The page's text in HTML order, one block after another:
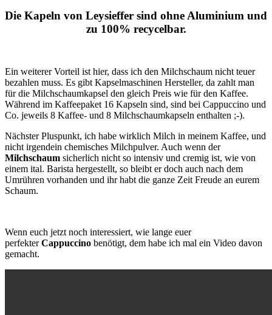
Die Kapeln von Leysieffer sind ohne Aluminium und
zu 100% recycelbar.
Ein weiterer Vorteil ist hier, dass ich den Milchschaum nicht teuer
bezahlen muss. Es gibt Kapselmaschinen Hersteller, da zahlt man
für die Milchschaumkapsel den gleich Preis wie für den Kaffee.
Während im Kaffeepaket 16 Kapseln sind, sind bei Cappuccino und
Co. jeweils 8 Kaffee- und 8 Milchschaumkapseln enthalten ;-).
Nächster Pluspunkt, ich habe wirklich Milch in meinem Kaffee, und
nicht irgendein chemisches Milchpulver. Auch wenn der
Milchschaum sicherlich nicht so intensiv und cremig ist, wie von
einem ital. Barista hergestellt, so bleibt er doch auch nach dem
Umrühren vorhanden und ihr habt die ganze Zeit Freude an eurem
Schaum.
Wenn euch jetzt noch interessiert, wie lange euer
perfekterCappuccino benötigt, dem habe ich mal ein Video davon
gemacht.